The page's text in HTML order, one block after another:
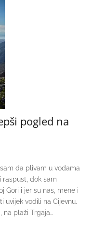
pogled na
da plivam u vodama
raspust, dok sam
Gori i jer su nas, mene i
uvijek vodili na Cijevnu.
na plaži Trgaja…